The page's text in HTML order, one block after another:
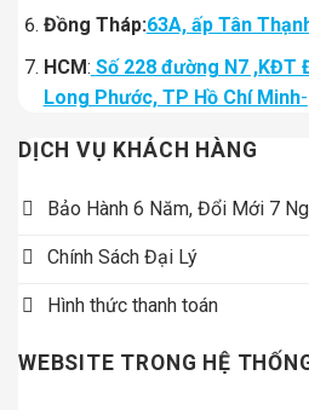
Đồng Tháp:63A, ấp Tân
HCM: Số 228 đường N7 ,KĐT
Long Phước, TP Hồ Chí Minh-
DỊCH VỤ KHÁCH HÀNG
Bảo Hành 6 Năm, Đổi Mới 7
Chính Sách Đại Lý
Hình thức thanh toán
WEBSITE TRONG HỆ